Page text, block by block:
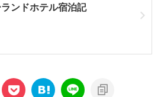
ンドホテル宿泊記